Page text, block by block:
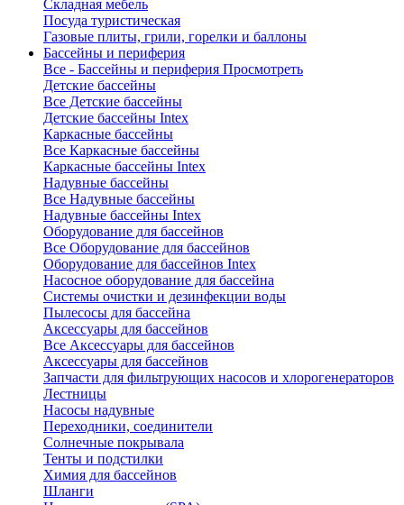
Складная мебель
Посуда туристическая
Газовые плиты, грили, горелки и баллоны
Бассейны и периферия
Все - Бассейны и периферия Просмотреть
Детские бассейны
Все Детские бассейны
Детские бассейны Intex
Каркасные бассейны
Все Каркасные бассейны
Каркасные бассейны Intex
Надувные бассейны
Все Надувные бассейны
Надувные бассейны Intex
Оборудование для бассейнов
Все Оборудование для бассейнов
Оборудование для бассейнов Intex
Насосное оборудование для бассейна
Системы очистки и дезинфекции воды
Пылесосы для бассейна
Аксессуары для бассейнов
Все Аксессуары для бассейнов
Аксессуары для бассейнов
Запчасти для фильтрующих насосов и хлорогенераторов
Лестницы
Насосы надувные
Переходники, соединители
Солнечные покрывала
Тенты и подстилки
Химия для бассейнов
Шланги